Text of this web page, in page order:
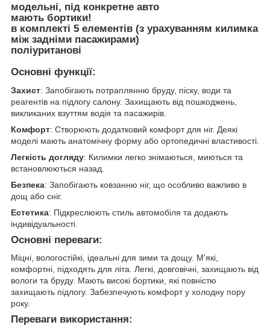
модельні, під конкретне авто
мають бортики!
в комплекті 5 елементів (з урахуванням килимка
між задніми пасажирами)
поліуританові
Основні функції:
Захист: Запобігають потраплянню бруду, піску, води та
реагентів на підлогу салону. Захищають від пошкоджень,
викликаних взуттям водія та пасажирів.
Комфорт: Створюють додатковий комфорт для ніг. Деякі
моделі мають анатомічну форму або ортопедичні властивості.
Легкість догляду: Килимки легко знімаються, миються та
встановлюються назад.
Безпека: Запобігають ковзанню ніг, що особливо важливо в
дощ або сніг.
Естетика: Підкреслюють стиль автомобіля та додають
індивідуальності.
Основні переваги:
Міцні, вологостійкі, ідеальні для зими та дощу. М'які,
комфортні, підходять для літа. Легкі, довговічні, захищають від
вологи та бруду. Мають високі бортики, які повністю
захищають підлогу. Забезпечують комфорт у холодну пору
року.
Переваги використання: